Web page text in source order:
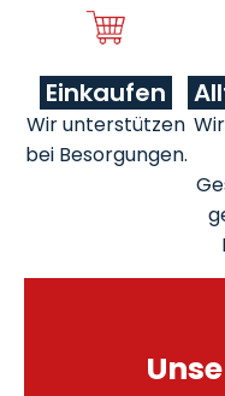
Einkaufen
Wir unterstützen
bei Besorgungen.